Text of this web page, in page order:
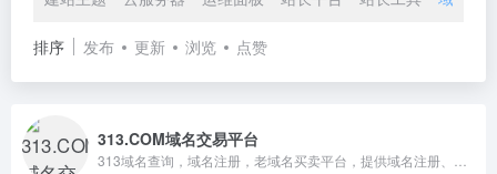
排序 发布 更新 浏览 点赞
313.COM域名交易平台